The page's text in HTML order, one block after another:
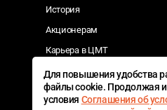
История
Акционерам
Карьера в ЦМТ
Тендеры/закупки
Социальная
ответственность
Для повышения удобства
файлы cookie. Продолжая
условия Соглашения об